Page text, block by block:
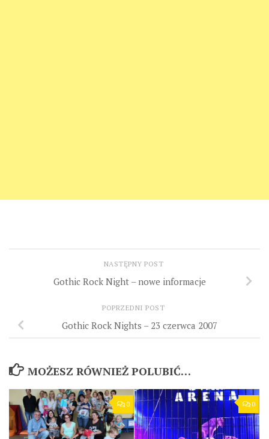
NASTĘPNY POST
Gothic Rock Night – nowe informacje
POPRZEDNI POST
Gothic Rock Nights – 23 czerwca 2007
MOŻESZ RÓWNIEŻ POLUBIĆ…
0 0